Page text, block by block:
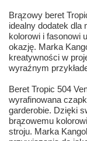
Brązowy beret
idealny dodatek dla
kolorowi i fasonowi
okazję. Marka
kreatywności w
wyraźnym
Beret Tropic 504
wyrafinowana
garderobie. Dzięki
brązowemu
stroju. Marka